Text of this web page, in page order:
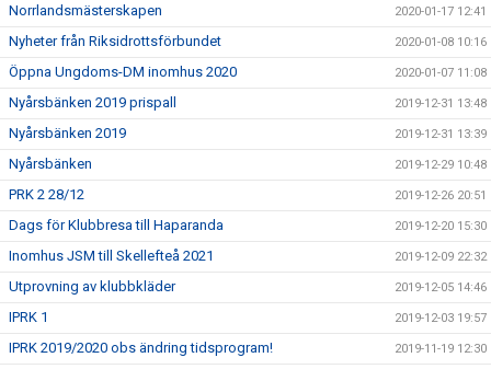
Norrlandsmästerskapen 2020-01-17 12:41
Nyheter från Riksidrottsförbundet 2020-01-08 10:16
Öppna Ungdoms-DM inomhus 2020 2020-01-07 11:08
Nyårsbänken 2019 prispall 2019-12-31 13:48
Nyårsbänken 2019 2019-12-31 13:39
Nyårsbänken 2019-12-29 10:48
PRK 2 28/12 2019-12-26 20:51
Dags för Klubbresa till Haparanda 2019-12-20 15:30
Inomhus JSM till Skellefteå 2021 2019-12-09 22:32
Utprovning av klubbkläder 2019-12-05 14:46
IPRK 1 2019-12-03 19:57
IPRK 2019/2020 obs ändring tidsprogram! 2019-11-19 12:30